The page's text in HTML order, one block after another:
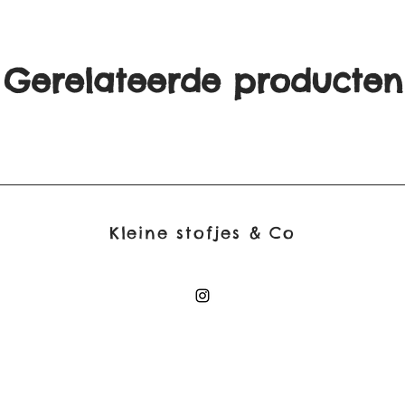
Gerelateerde producten
Kleine stofjes & Co